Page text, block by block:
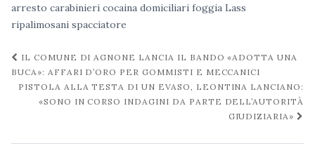
arresto carabinieri cocaina domiciliari foggia Lass
ripalimosani spacciatore
Navigazione
post
IL COMUNE DI AGNONE LANCIA IL BANDO «ADOTTA UNA
BUCA»: AFFARI D’ORO PER GOMMISTI E MECCANICI
PISTOLA ALLA TESTA DI UN EVASO, LEONTINA LANCIANO:
«SONO IN CORSO INDAGINI DA PARTE DELL’AUTORITÀ
GIUDIZIARIA»